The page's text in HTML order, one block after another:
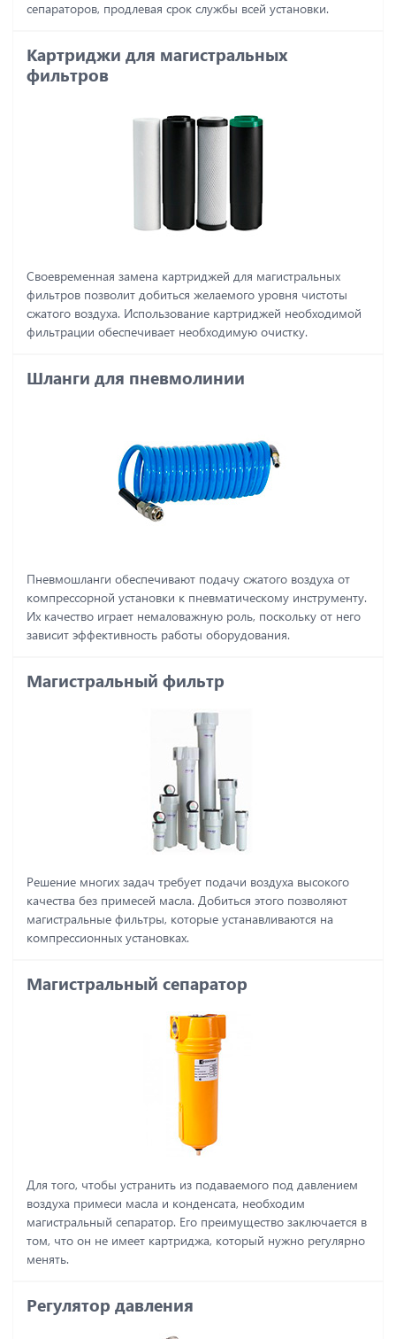
сепараторов, продлевая срок службы всей установки.
Картриджи для магистральных
фильтров
Своевременная замена картриджей для магистральных
фильтров позволит добиться желаемого уровня чистоты
сжатого воздуха. Использование картриджей необходимой
фильтрации обеспечивает необходимую очистку.
Шланги для пневмолинии
Пневмошланги обеспечивают подачу сжатого воздуха от
компрессорной установки к пневматическому инструменту.
Их качество играет немаловажную роль, поскольку от него
зависит эффективность работы оборудования.
Магистральный фильтр
Решение многих задач требует подачи воздуха высокого
качества без примесей масла. Добиться этого позволяют
магистральные фильтры, которые устанавливаются на
компрессионных установках.
Магистральный сепаратор
Для того, чтобы устранить из подаваемого под давлением
воздуха примеси масла и конденсата, необходим
магистральный сепаратор. Его преимущество заключается в
том, что он не имеет картриджа, который нужно регулярно
менять.
Регулятор давления